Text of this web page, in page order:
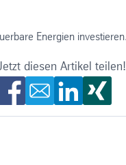
Energien
diesen Artikel teilen!